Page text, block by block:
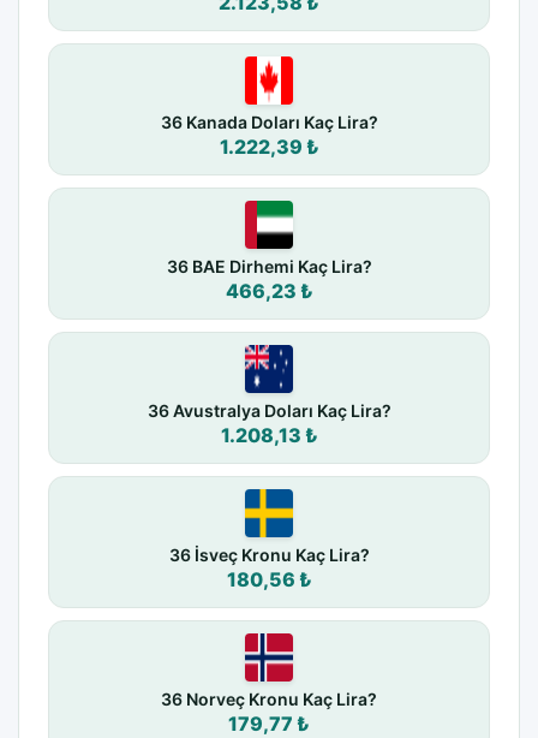
36 Kanada Doları Kaç Lira?
1.222,39 ₺
36 BAE Dirhemi Kaç Lira?
466,23 ₺
36 Avustralya Doları Kaç Lira?
1.208,13 ₺
36 İsveç Kronu Kaç Lira?
180,56 ₺
36 Norveç Kronu Kaç Lira?
179,77 ₺